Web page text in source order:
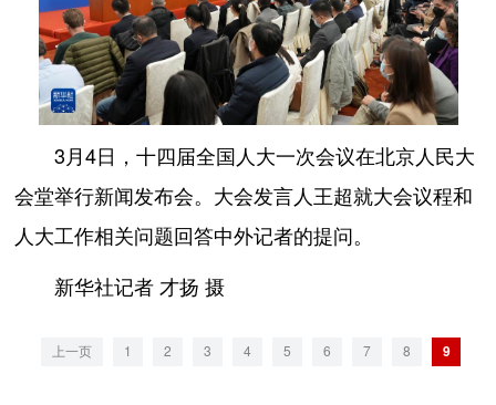
3月4日，十四届全国人大一次会议在北京人民大
会堂举行新闻发布会。大会发言人王超就大会议程和
人大工作相关问题回答中外记者的提问。
新华社记者 才扬 摄
上一页 1 2 3 4 5 6 7 8 9